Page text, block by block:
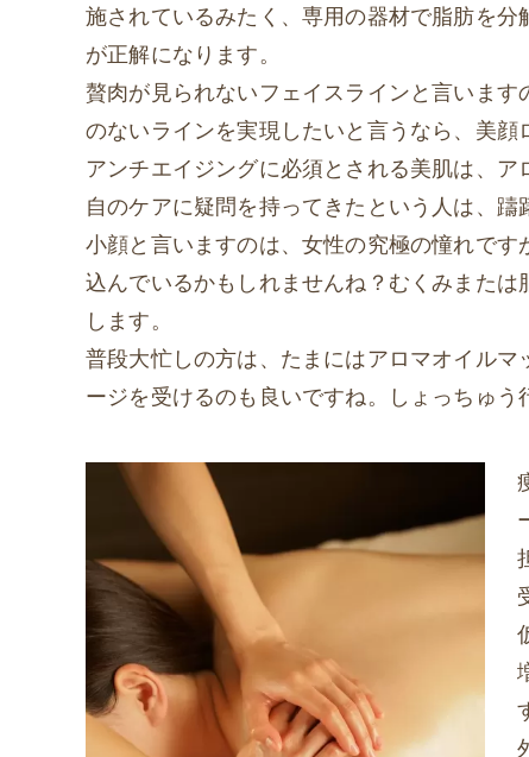
施されているみたく、専用の器材で脂肪を
が正解になります。
贅肉が見られないフェイスラインと言いま
のないラインを実現したいと言うなら、美顔
アンチエイジングに必須とされる美肌は、
自のケアに疑問を持ってきたという人は、躊
小顔と言いますのは、女性の究極の憧れで
込んでいるかもしれませんね？むくみまた
します。
普段大忙しの方は、たまにはアロマオイル
ージを受けるのも良いですね。しょっちゅう